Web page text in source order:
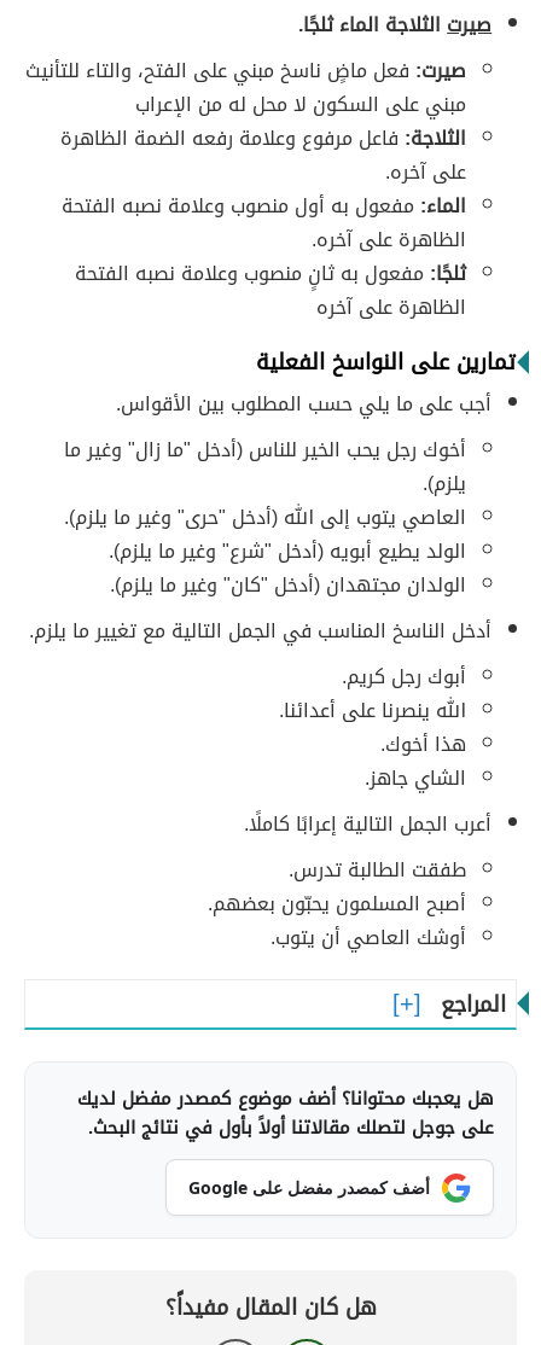
صيرتالثلاجة الماء ثلجًا.
صيرت: فعل ماضٍ ناسخ مبني على الفتح، والتاء للتأنيث
مبني على السكون لا محل له من الإعراب
الثلاجة: فاعل مرفوع وعلامة رفعه الضمة الظاهرة
على آخره.
الماء: مفعول به أول منصوب وعلامة نصبه الفتحة
الظاهرة على آخره.
ثلجًا: مفعول به ثانٍ منصوب وعلامة نصبه الفتحة
الظاهرة على آخره
تمارين على النواسخ الفعلية
أجب على ما يلي حسب المطلوب بين الأقواس.
أخوك رجل يحب الخير للناس (أدخل "ما زال" وغير ما
يلزم).
العاصي يتوب إلى الله (أدخل "حرى" وغير ما يلزم).
الولد يطيع أبويه (أدخل "شرع" وغير ما يلزم).
الولدان مجتهدان (أدخل "كان" وغير ما يلزم).
أدخل الناسخ المناسب في الجمل التالية مع تغيير ما يلزم.
أبوك رجل كريم.
الله ينصرنا على أعدائنا.
هذا أخوك.
الشاي جاهز.
أعرب الجمل التالية إعرابًا كاملًا.
طفقت الطالبة تدرس.
أصبح المسلمون يحبّون بعضهم.
أوشك العاصي أن يتوب.
المراجع
هل يعجبك محتوانا؟ أضف موضوع كمصدر مفضل لديك
على جوجل لتصلك مقالاتنا أولاً بأول في نتائج البحث.
أضف كمصدر مفضل على Google
هل كان المقال مفيداً؟